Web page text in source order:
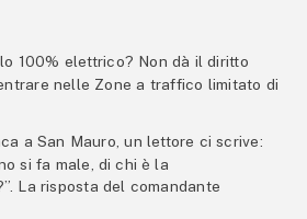
100% elettrico? Non dà il diritto
nelle Zone a traffico limitato di
a San Mauro, un lettore ci scrive:
si fa male, di chi è la
La risposta del comandante